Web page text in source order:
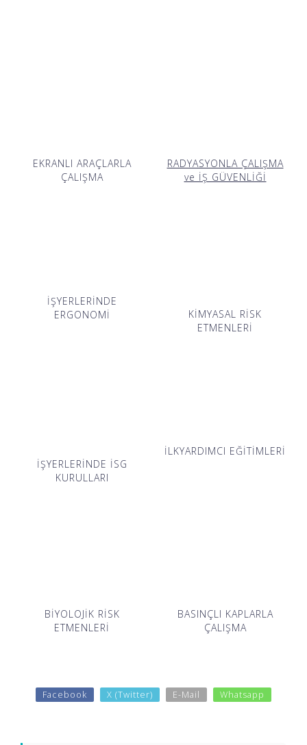
EKRANLI ARAÇLARLA
ÇALIŞMA
RADYASYONLA ÇALIŞMA
ve İŞ GÜVENLİĞİ
İŞYERLERİNDE
ERGONOMİ
KİMYASAL RİSK
ETMENLERİ
İŞYERLERİNDE İSG
KURULLARI
İLKYARDIMCI EĞİTİMLERİ
BİYOLOJİK RİSK
ETMENLERİ
BASINÇLI KAPLARLA
ÇALIŞMA
Facebook X (Twitter) E-Mail Whatsapp